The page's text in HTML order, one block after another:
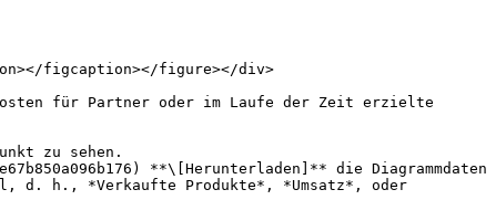
figcaption></figure></div>
für Partner oder im Laufe der Zeit erzielte
zu sehen.
**\[Herunterladen]** die Diagrammdaten
d. h., *Verkaufte Produkte*, *Umsatz*, oder